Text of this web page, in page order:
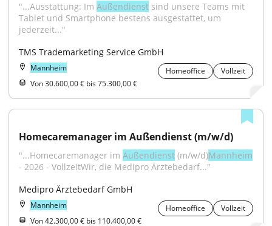
"...Ausstattung: Im Außendienst sind unsere Teams mit
Tablet und Smartphone bestens ausgestattet, um
jederzeit..."
TMS Trademarketing Service GmbH
Mannheim Homeoffice
Vollzeit
Von 30.600,00 € bis 75.300,00 €
Homecaremanager im Außendienst (m/w/d)
"...Homecaremanager im Außendienst (m/w/d)Mannheim
- 2026 - VollzeitWir, die Medipro Ärztebedarf..."
Medipro Ärztebedarf GmbH
Mannheim Homeoffice
Vollzeit
Von 42.300,00 € bis 110.400,00 €